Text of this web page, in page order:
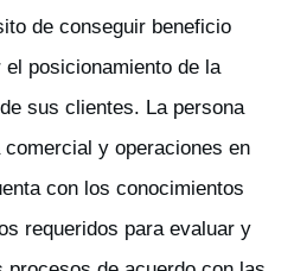
de conseguir beneficio
posicionamiento de la
sus clientes. La persona
y operaciones en
con los conocimientos
requeridos para evaluar y